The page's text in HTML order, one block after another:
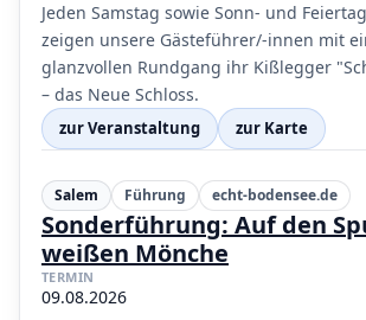
Jeden Samstag sowie Sonn- und
zeigen unsere Gästeführer/-innen mit
glanzvollen Rundgang ihr Kißlegger
– das Neue Schloss.
zur Veranstaltung zur Karte
Salem Führung echt-bodensee.de
Sonderführung: Auf den
weißen Mönche
TERMIN
09.08.2026